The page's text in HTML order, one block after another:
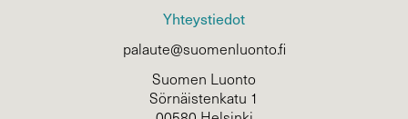
Yhteystiedot
palaute@suomenluonto.fi
Suomen Luonto
Sörnäistenkatu 1